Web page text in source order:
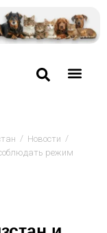
/ Новости /
режим